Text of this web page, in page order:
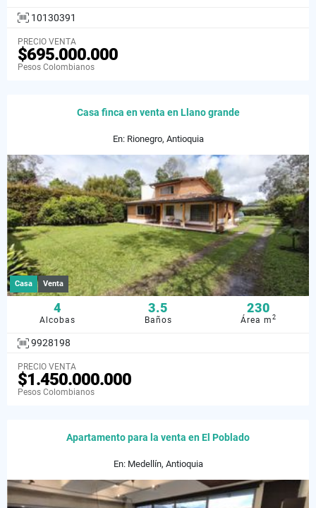
10130391
PRECIO VENTA
$695.000.000
Pesos Colombianos
Casa finca en venta en Llano grande
En: Rionegro, Antioquia
Casa Venta
4
Alcobas
3.5
Baños
230
Área m2
9928198
PRECIO VENTA
$1.450.000.000
Pesos Colombianos
Apartamento para la venta en El Poblado
En: Medellín, Antioquia